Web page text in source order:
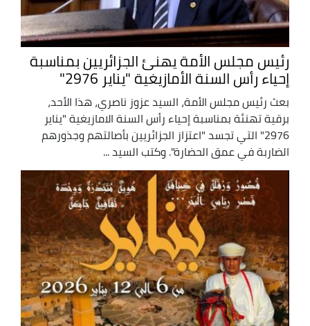
رئيس مجلس الأمة يهنئ الجزائريين بمناسبة
إحياء رأس السنة الأمازيغية "يناير 2976"
بعث رئيس مجلس الأمة، السيد عزوز ناصري، هذا الأحد،
برقية تهنئة بمناسبة إحياء رأس السنة الامازيغية "يناير
2976" التي تجسد "اعتزاز الجزائريين بأصالتهم وجذورهم
الضاربة في عمق الحضارة". وكتب السيد ...